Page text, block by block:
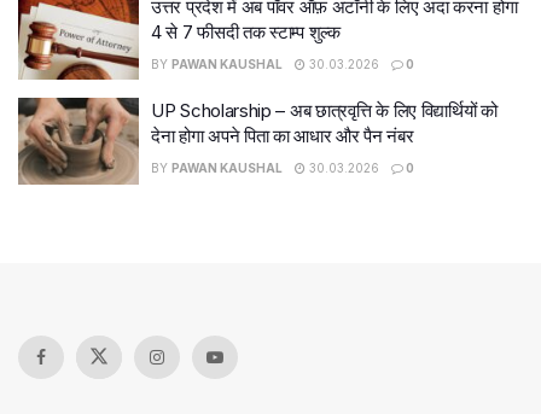
उत्तर प्रदेश में अब पॉवर ऑफ़ अटॉर्नी के लिए अदा करना होगा
4 से 7 फीसदी तक स्टाम्प शुल्क
BY PAWAN KAUSHAL 30.03.2026 0
UP Scholarship – अब छात्रवृत्ति के लिए विद्यार्थियों को
देना होगा अपने पिता का आधार और पैन नंबर
BY PAWAN KAUSHAL 30.03.2026 0